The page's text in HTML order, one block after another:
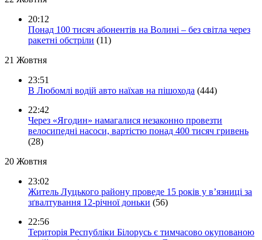
20:12
Понад 100 тисяч абонентів на Волині – без світла через
ракетні обстріли (11)
21 Жовтня
23:51
В Любомлі водій авто наїхав на пішохода (444)
22:42
Через «Ягодин» намагалися незаконно провезти
велосипедні насоси, вартістю понад 400 тисяч гривень
(28)
20 Жовтня
23:02
Житель Луцького району проведе 15 років у в’язниці за
зґвалтування 12-річної доньки (56)
22:56
Територія Республіки Білорусь є тимчасово окупованою